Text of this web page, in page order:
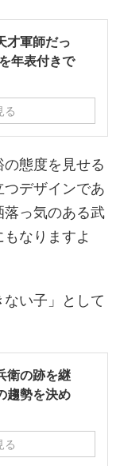
才軍師だっ
年表付きで
る
態度を見せる
デザインであ
落っ気のある武
なりますよ
い子」として
衛の跡を継
趨勢を決め
る